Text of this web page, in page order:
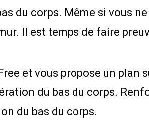
du corps. Même si vous
Il est temps de faire
et vous propose un
du bas du corps.
du bas du corps.